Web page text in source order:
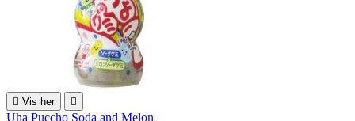
 Vis her 
Uha Puccho Soda and Melon